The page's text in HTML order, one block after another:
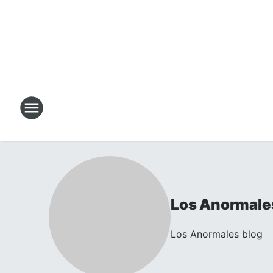
Los
Los Anormales blog